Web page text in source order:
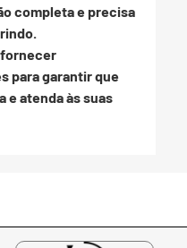
completa e precisa
fornecer
para garantir que
e atenda às suas